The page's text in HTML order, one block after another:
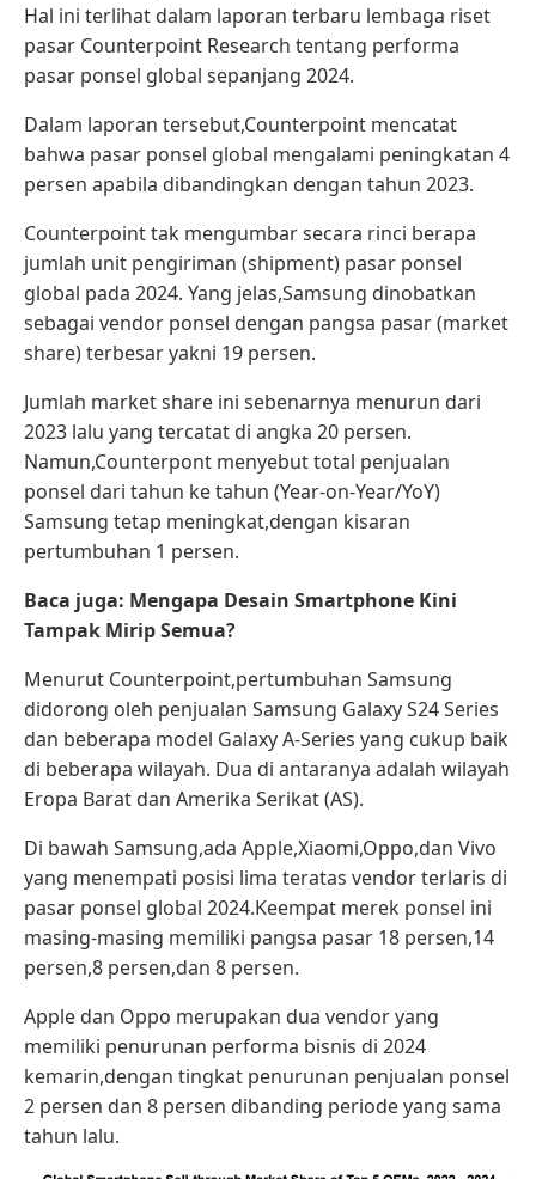
Hal ini terlihat dalam laporan terbaru lembaga riset
pasar Counterpoint Research tentang performa
pasar ponsel global sepanjang 2024.
Dalam laporan tersebut,Counterpoint mencatat
bahwa pasar ponsel global mengalami peningkatan 4
persen apabila dibandingkan dengan tahun 2023.
Counterpoint tak mengumbar secara rinci berapa
jumlah unit pengiriman (shipment) pasar ponsel
global pada 2024. Yang jelas,Samsung dinobatkan
sebagai vendor ponsel dengan pangsa pasar (market
share) terbesar yakni 19 persen.
Jumlah market share ini sebenarnya menurun dari
2023 lalu yang tercatat di angka 20 persen.
Namun,Counterpont menyebut total penjualan
ponsel dari tahun ke tahun (Year-on-Year/YoY)
Samsung tetap meningkat,dengan kisaran
pertumbuhan 1 persen.
Baca juga: Mengapa Desain Smartphone Kini
Tampak Mirip Semua?
Menurut Counterpoint,pertumbuhan Samsung
didorong oleh penjualan Samsung Galaxy S24 Series
dan beberapa model Galaxy A-Series yang cukup baik
di beberapa wilayah. Dua di antaranya adalah wilayah
Eropa Barat dan Amerika Serikat (AS).
Di bawah Samsung,ada Apple,Xiaomi,Oppo,dan Vivo
yang menempati posisi lima teratas vendor terlaris di
pasar ponsel global 2024.Keempat merek ponsel ini
masing-masing memiliki pangsa pasar 18 persen,14
persen,8 persen,dan 8 persen.
Apple dan Oppo merupakan dua vendor yang
memiliki penurunan performa bisnis di 2024
kemarin,dengan tingkat penurunan penjualan ponsel
2 persen dan 8 persen dibanding periode yang sama
tahun lalu.